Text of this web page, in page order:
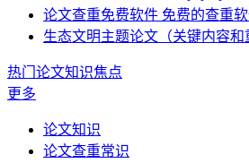
论文查重免费软件 免费的查重
生态文明主题论文（关键内容和
热门论文知识焦点
更多
论文知识
论文查重常识